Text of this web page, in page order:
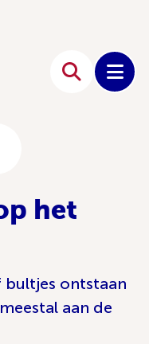
het
bultjes ontstaan
aan de